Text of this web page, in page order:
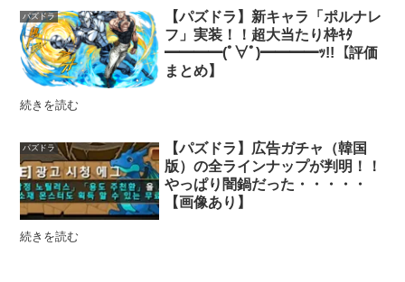
パズドラ
【パズドラ】新キャラ「ポルナレ
フ」実装！！超大当たり枠ｷﾀ
━━━━(ﾟ∀ﾟ)━━━━ｯ!!【評価
まとめ】
続きを読む
パズドラ
【パズドラ】広告ガチャ（韓国
版）の全ラインナップが判明！！
やっぱり闇鍋だった・・・・・
【画像あり】
続きを読む